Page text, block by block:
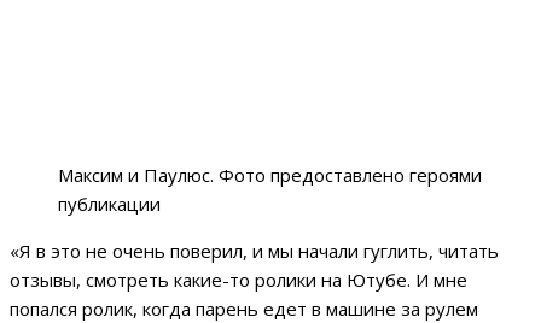
Максим и Паулюс. Фото предоставлено героями
публикации
«Я в это не очень поверил, и мы начали гуглить, читать
отзывы, смотреть какие-то ролики на Ютубе. И мне
попался ролик, когда парень едет в машине за рулем